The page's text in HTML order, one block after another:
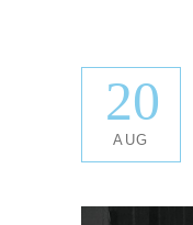
20
AUG